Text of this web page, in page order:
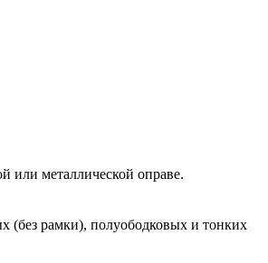
или металлической оправе.
(без рамки), полуободковых и тонких